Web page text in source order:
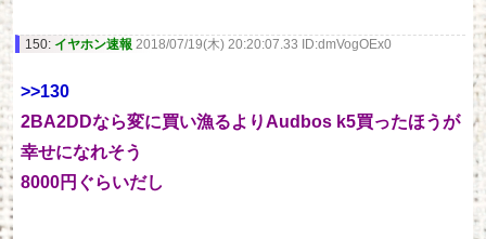
150: イヤホン速報 2018/07/19(木) 20:20:07.33 ID:dmVogOEx0
>>130
2BA2DDなら変に買い漁るよりAudbos k5買ったほうが
幸せになれそう
8000円ぐらいだし